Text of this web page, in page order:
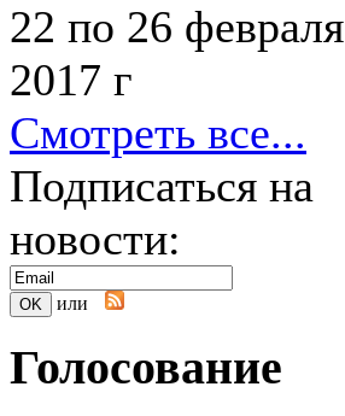
22 по 26 февраля
2017 г
Смотреть все...
Подписаться на
новости:
или
Голосование